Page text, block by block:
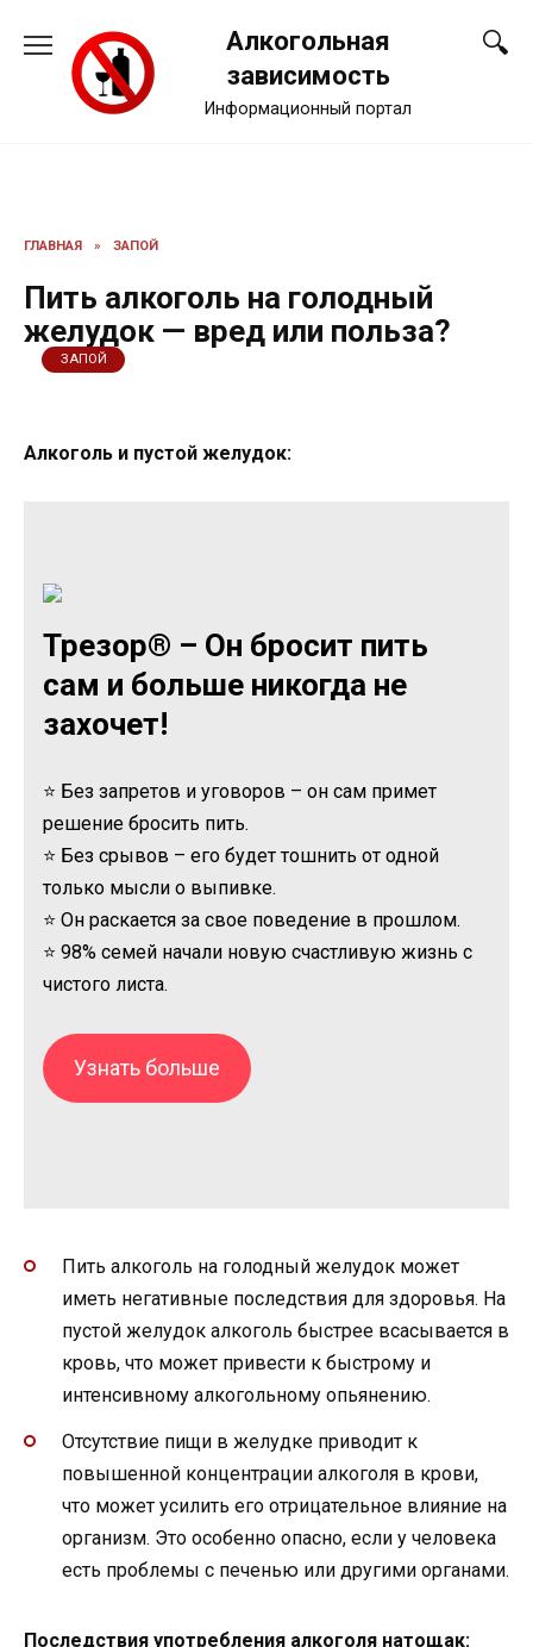
содержанию
Алкогольная
зависимость
Информационный портал
ГЛАВНАЯ » ЗАПОЙ
Пить алкоголь на голодный
желудок — вред или польза?
ЗАПОЙ
Алкоголь и пустой желудок:
Трезор® – Он бросит пить
сам и больше никогда не
захочет!
⭐ Без запретов и уговоров – он сам примет
решение бросить пить.
⭐ Без срывов – его будет тошнить от одной
только мысли о выпивке.
⭐ Он раскается за свое поведение в прошлом.
⭐ 98% семей начали новую счастливую жизнь с
чистого листа.
Узнать больше
Пить алкоголь на голодный желудок может
иметь негативные последствия для здоровья. На
пустой желудок алкоголь быстрее всасывается в
кровь, что может привести к быстрому и
интенсивному алкогольному опьянению.
Отсутствие пищи в желудке приводит к
повышенной концентрации алкоголя в крови,
что может усилить его отрицательное влияние на
организм. Это особенно опасно, если у человека
есть проблемы с печенью или другими органами.
Последствия употребления алкоголя натощак: